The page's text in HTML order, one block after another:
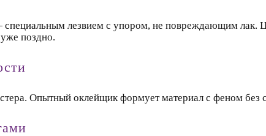
специальным лезвием с упором, не повреждающим
поздно.
Опытный оклейщик формует материал с феном без